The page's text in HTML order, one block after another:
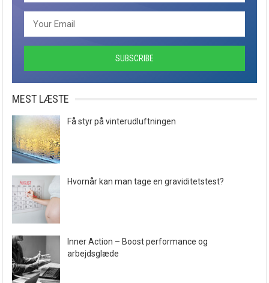
MEST LÆSTE
Få styr på vinterudluftningen
Hvornår kan man tage en graviditetstest?
Inner Action – Boost performance og
arbejdsglæde